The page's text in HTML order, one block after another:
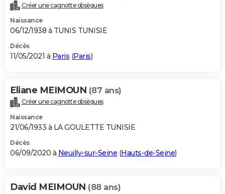
Créer une cagnotte obsèques
Naissance
06/12/1938 à TUNIS TUNISIE
Décès
11/05/2021 à Paris (Paris)
Eliane MEIMOUN (87 ans)
Créer une cagnotte obsèques
Naissance
21/06/1933 à LA GOULETTE TUNISIE
Décès
06/09/2020 à Neuilly-sur-Seine (Hauts-de-Seine)
David MEIMOUN (88 ans)